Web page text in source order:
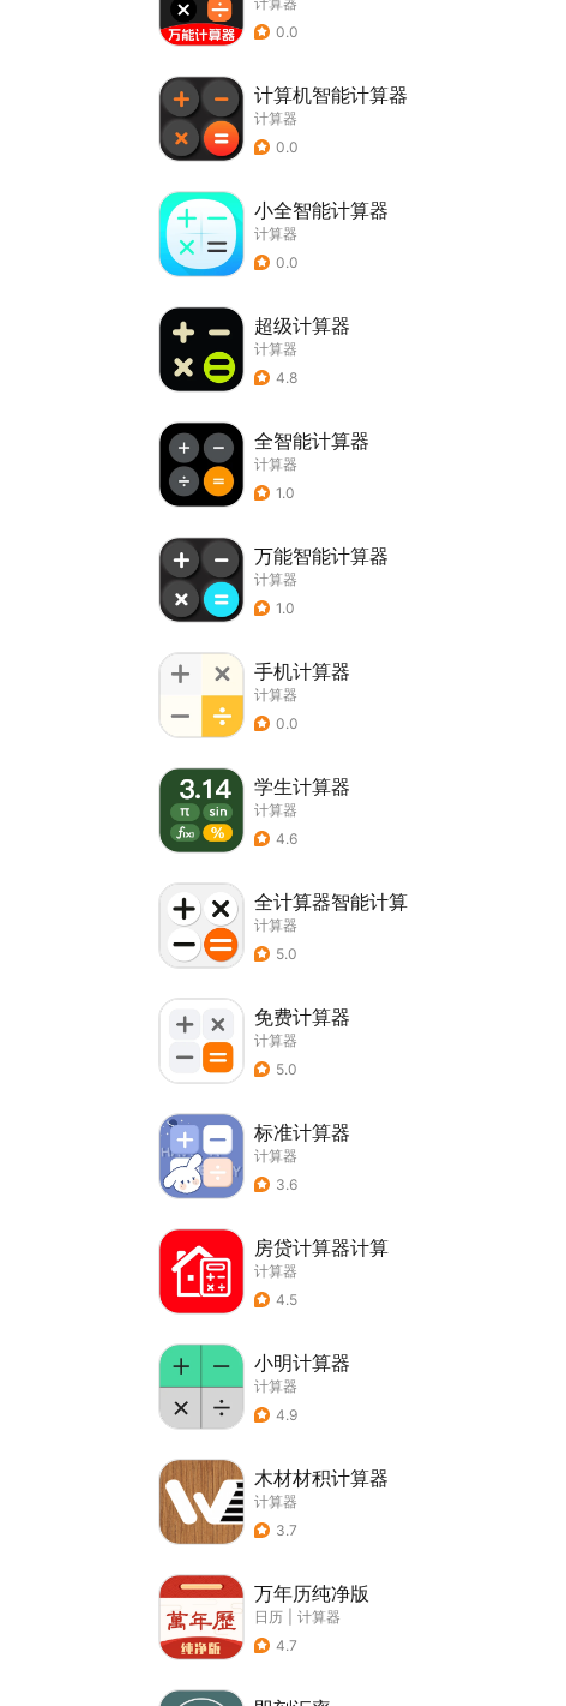
0.0
计算机智能计算器
计算器
0.0
小全智能计算器
计算器
0.0
超级计算器
计算器
4.8
全智能计算器
计算器
1.0
万能智能计算器
计算器
1.0
手机计算器
计算器
0.0
学生计算器
计算器
4.6
全计算器智能计算
计算器
5.0
免费计算器
计算器
5.0
标准计算器
计算器
3.6
房贷计算器计算
计算器
4.5
小明计算器
计算器
4.9
木材材积计算器
计算器
3.7
万年历纯净版
日历
计算器
4.7